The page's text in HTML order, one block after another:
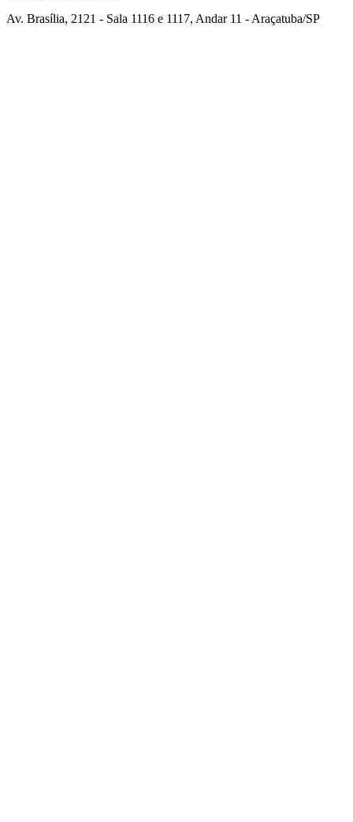
Av. Brasília, 2121 - Sala 1116 e 1117, Andar 11 - Araçatuba/SP